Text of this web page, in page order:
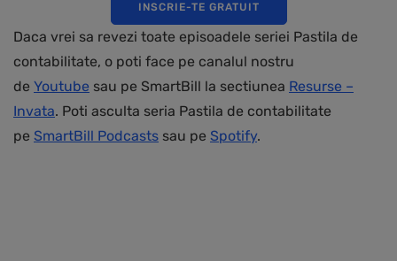
INSCRIE-TE GRATUIT
Daca vrei sa revezi toate episoadele seriei Pastila de
contabilitate, o poti face pe canalul nostru
de Youtube sau pe SmartBill la sectiunea Resurse –
Invata. Poti asculta seria Pastila de contabilitate
pe SmartBill Podcasts sau pe Spotify.